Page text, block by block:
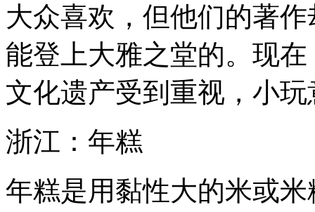
大众喜欢，但他们的著
能登上大雅之堂的。现
文化遗产受到重视，小
浙江：年糕
年糕是用黏性大的米或